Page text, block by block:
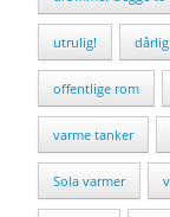
utrulig!
offentlige rom
varme tanker
Sola varmer